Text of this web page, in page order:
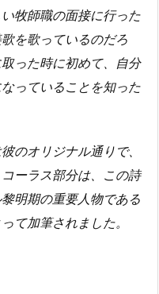
牧師職の面接に行った
を歌っているのだろ
った時に初めて、自分
っていることを知った
のオリジナル通りで、
ーラス部分は、この詩
明期の重要人物である
て加筆されました。